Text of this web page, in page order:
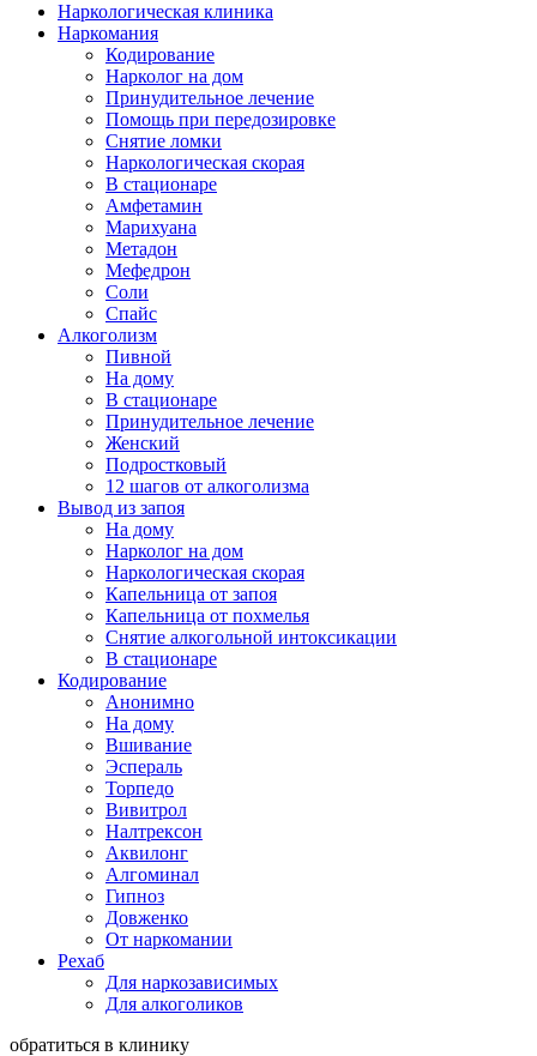
Наркологическая клиника
Наркомания
Кодирование
Нарколог на дом
Принудительное лечение
Помощь при передозировке
Снятие ломки
Наркологическая скорая
В стационаре
Амфетамин
Марихуана
Метадон
Мефедрон
Соли
Спайс
Алкоголизм
Пивной
На дому
В стационаре
Принудительное лечение
Женский
Подростковый
12 шагов от алкоголизма
Вывод из запоя
На дому
Нарколог на дом
Наркологическая скорая
Капельница от запоя
Капельница от похмелья
Снятие алкогольной интоксикации
В стационаре
Кодирование
Анонимно
На дому
Вшивание
Эспераль
Торпедо
Вивитрол
Налтрексон
Аквилонг
Алгоминал
Гипноз
Довженко
От наркомании
Рехаб
Для наркозависимых
Для алкоголиков
обратиться в клинику